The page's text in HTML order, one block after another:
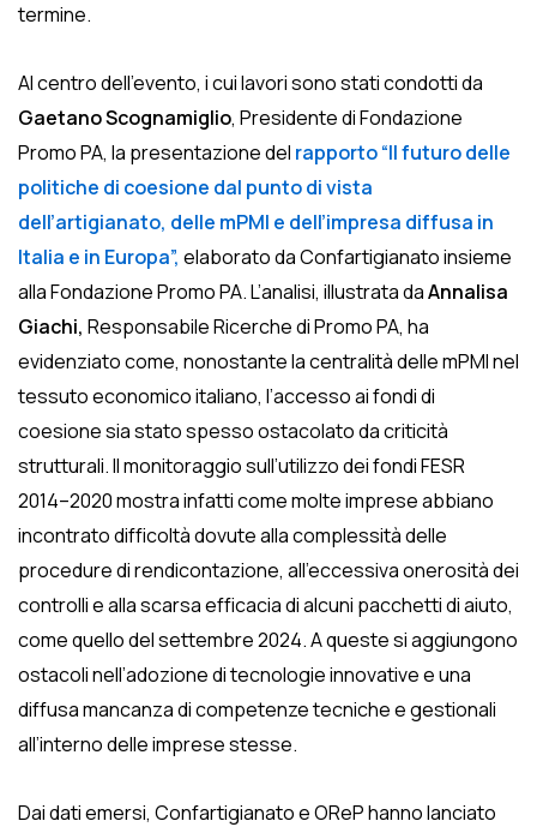
termine.
Al centro dell’evento, i cui lavori sono stati condotti da
Gaetano Scognamiglio, Presidente di Fondazione
Promo PA, la presentazione del rapporto “Il futuro delle
politiche di coesione dal punto di vista
dell’artigianato, delle mPMI e dell’impresa diffusa in
Italia e in Europa”, elaborato da Confartigianato insieme
alla Fondazione Promo PA. L’analisi, illustrata daAnnalisa
Giachi, Responsabile Ricerche di Promo PA, ha
evidenziato come, nonostante la centralità delle mPMI nel
tessuto economico italiano, l’accesso ai fondi di
coesione sia stato spesso ostacolato da criticità
strutturali. Il monitoraggio sull’utilizzo dei fondi FESR
2014–2020 mostra infatti come molte imprese abbiano
incontrato difficoltà dovute alla complessità delle
procedure di rendicontazione, all’eccessiva onerosità dei
controlli e alla scarsa efficacia di alcuni pacchetti di aiuto,
come quello del settembre 2024. A queste si aggiungono
ostacoli nell’adozione di tecnologie innovative e una
diffusa mancanza di competenze tecniche e gestionali
all’interno delle imprese stesse.
Dai dati emersi, Confartigianato e OReP hanno lanciato